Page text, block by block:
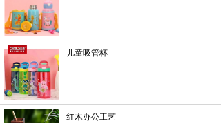
儿童吸管杯
红木办公工艺